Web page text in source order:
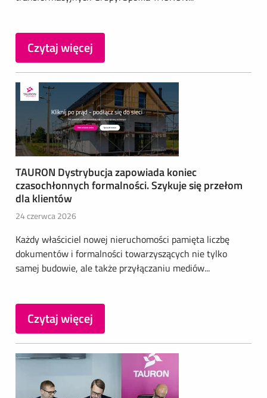
Czytaj więcej
TAURON Dystrybucja zapowiada koniec
czasochłonnych formalności. Szykuje się przełom
dla klientów
24 czerwca 2026
Każdy właściciel nowej nieruchomości pamięta liczbę
dokumentów i formalności towarzyszących nie tylko
samej budowie, ale także przyłączaniu mediów...
Czytaj więcej